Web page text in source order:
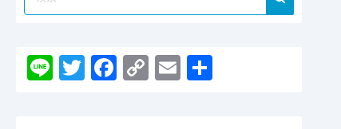
Li
T
F
C
E